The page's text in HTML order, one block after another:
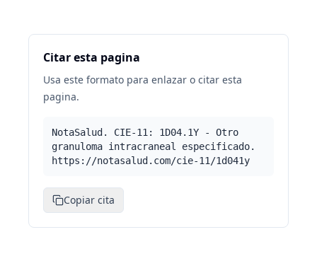
Citar esta pagina
Usa este formato para enlazar o citar esta
pagina.
NotaSalud. CIE-11: 1D04.1Y - Otro
granuloma intracraneal especificado.
https://notasalud.com/cie-11/1d041y
Copiar cita